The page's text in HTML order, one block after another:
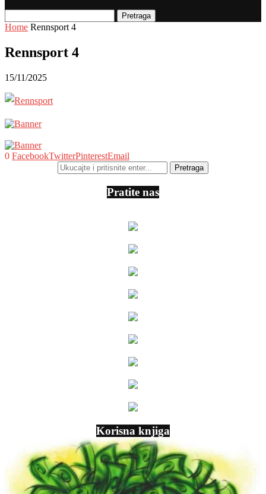
Pretraga
Home Rennsport 4
Rennsport 4
15/11/2025
0 FacebookTwitterPinterestEmail
Pratite nas
Korisna knjiga